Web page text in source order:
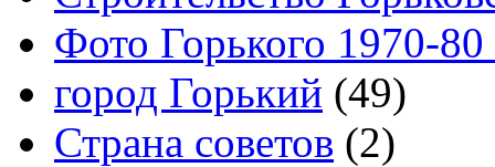
Фото Горького 1970-80
город Горький (49)
Страна советов (2)